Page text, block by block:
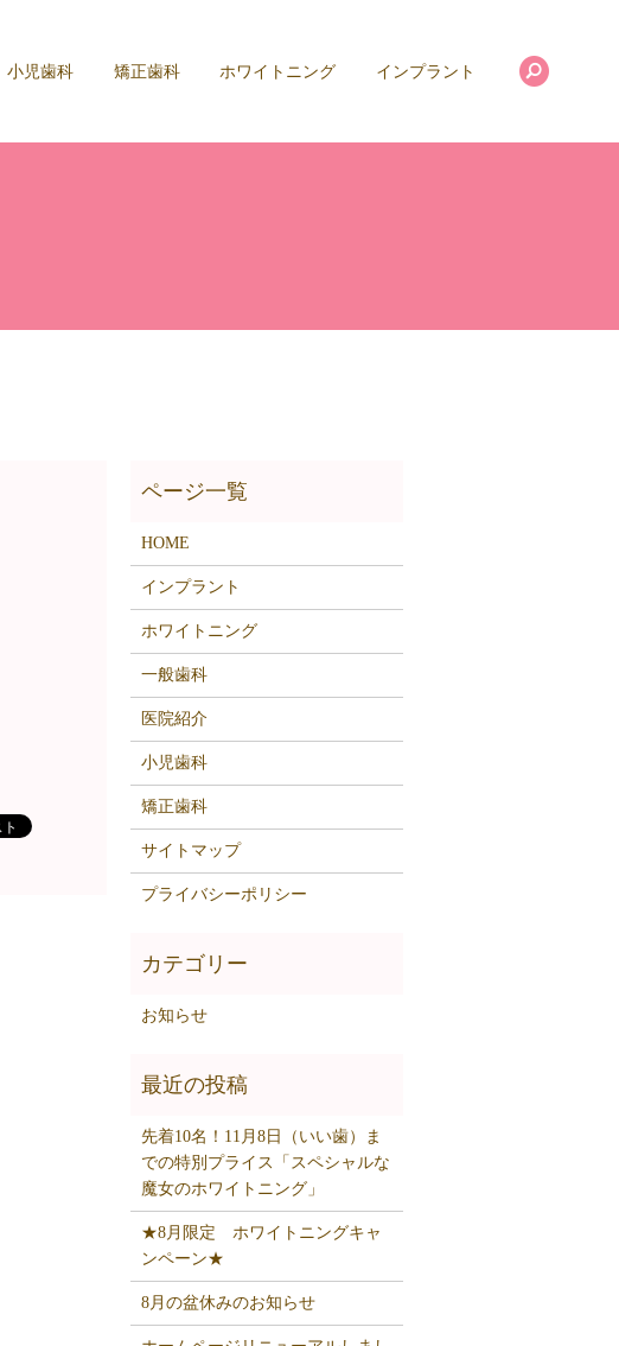
小児歯科 矯正歯科 ホワイトニング インプラント
HOME
インプラント
ホワイトニング
一般歯科
医院紹介
小児歯科
矯正歯科
サイトマップ
プライバシーポリシー
お知らせ
先着10名！11月8日（いい歯）ま
での特別プライス「スペシャルな
魔女のホワイトニング」
★8月限定 ホワイトニングキャ
ンペーン★
8月の盆休みのお知らせ